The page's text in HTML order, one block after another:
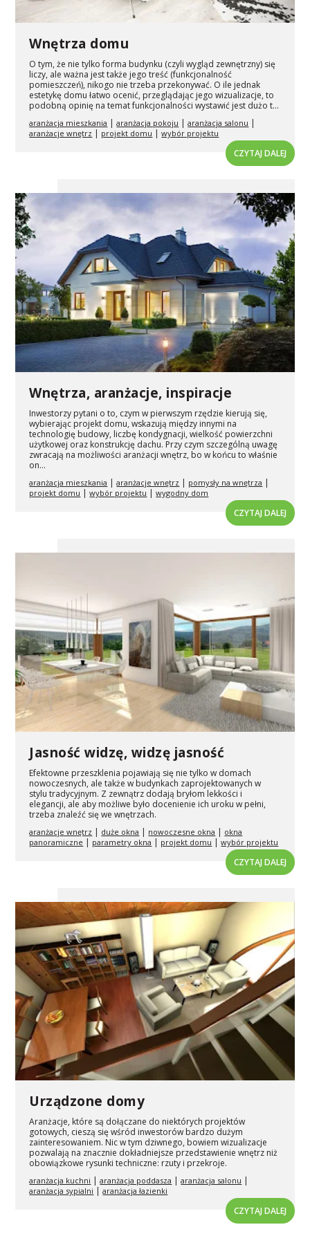
Wnętrza domu
O tym, że nie tylko forma budynku (czyli wygląd zewnętrzny) się
liczy, ale ważna jest także jego treść (funkcjonalność
pomieszczeń), nikogo nie trzeba przekonywać. O ile jednak
estetykę domu łatwo ocenić, przeglądając jego wizualizacje, to
podobną opinię na temat funkcjonalności wystawić jest dużo t...
aranżacja mieszkania |aranżacja pokoju |aranżacja salonu |
aranżacje wnętrz | projekt domu |wybór projektu
CZYTAJ DALEJ
Wnętrza, aranżacje, inspiracje
Inwestorzy pytani o to, czym w pierwszym rzędzie kierują się,
wybierając projekt domu, wskazują między innymi na
technologię budowy, liczbę kondygnacji, wielkość powierzchni
użytkowej oraz konstrukcję dachu. Przy czym szczególną uwagę
zwracają na możliwości aranżacji wnętrz, bo w końcu to właśnie
on...
aranżacja mieszkania |aranżacje wnętrz | pomysły na wnętrza |
projekt domu |wybór projektu |wygodny dom
CZYTAJ DALEJ
Jasność widzę, widzę jasność
Efektowne przeszklenia pojawiają się nie tylko w domach
nowoczesnych, ale także w budynkach zaprojektowanych w
stylu tradycyjnym. Z zewnątrz dodają bryłom lekkości i
elegancji, ale aby możliwe było docenienie ich uroku w pełni,
trzeba znaleźć się we wnętrzach.
aranżacje wnętrz | duże okna | nowoczesne okna | okna
panoramiczne | parametry okna | projekt domu |wybór projektu
CZYTAJ DALEJ
Urządzone domy
Aranżacje, które są dołączane do niektórych projektów
gotowych, cieszą się wśród inwestorów bardzo dużym
zainteresowaniem. Nic w tym dziwnego, bowiem wizualizacje
pozwalają na znacznie dokładniejsze przedstawienie wnętrz niż
obowiązkowe rysunki techniczne: rzuty i przekroje.
aranżacja kuchni |aranżacja poddasza |aranżacja salonu |
aranżacja sypialni |aranżacja łazienki
CZYTAJ DALEJ